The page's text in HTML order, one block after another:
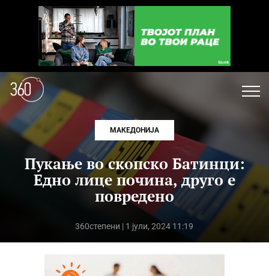
МАКЕДОНИЈА
Пукање во скопско Батинци:
Едно лице почина, друго е
повредено
360степени | 1 јули, 2024 11:19